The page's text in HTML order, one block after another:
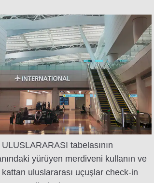
ULUSLARARASI tabelasının
yürüyen merdiveni kullanın ve
kattan uluslararası uçuşlar check-in